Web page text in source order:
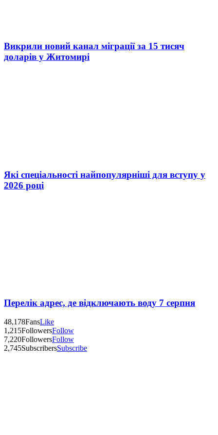
Викрили новий канал міграції за 15 тисяч
доларів у Житомирі
Які спеціальності найпопулярніші для вступу у
2026 році
Перелік адрес, де відключають воду 7 серпня
48,178FansLike
1,215FollowersFollow
7,220FollowersFollow
2,745SubscribersSubscribe